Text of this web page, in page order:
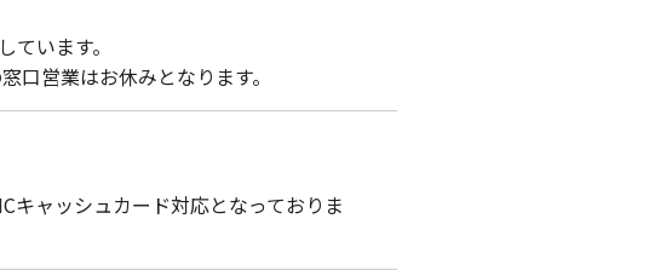
います。
営業はお休みとなります。
ャッシュカード対応となっておりま